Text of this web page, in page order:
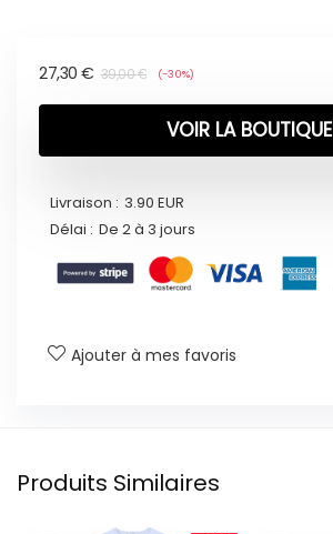
39,00€
27,30 € (-30%)
VOIR LA BOUTIQUE
Livraison : 3.90 EUR
Délai : De 2 à 3 jours
Ajouter à mes favoris
Produits Similaires